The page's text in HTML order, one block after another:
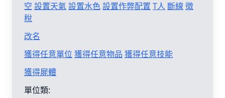
空 設置天氣設置水色設置作弊配置 T人 斷線 徵
稅
改名
獲得任意單位 獲得任意物品 獲得任意技能
獲得屍體
單位類: